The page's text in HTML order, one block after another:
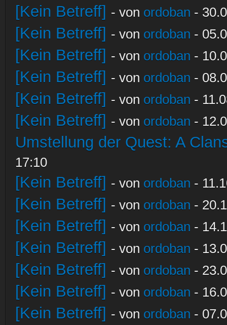
[Kein Betreff] - von ordoban -
[Kein Betreff] - von ordoban -
[Kein Betreff] - von ordoban -
[Kein Betreff] - von ordoban -
[Kein Betreff] - von ordoban -
[Kein Betreff] - von ordoban -
Umstellung der Quest: A
17:10
[Kein Betreff] - von ordoban -
[Kein Betreff] - von ordoban -
[Kein Betreff] - von ordoban -
[Kein Betreff] - von ordoban -
[Kein Betreff] - von ordoban -
[Kein Betreff] - von ordoban -
[Kein Betreff] - von ordoban -